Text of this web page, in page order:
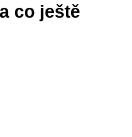
co ještě